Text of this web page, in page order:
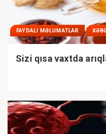
FAYDALI MƏLUMATLAR
Sizi qısa vaxtda